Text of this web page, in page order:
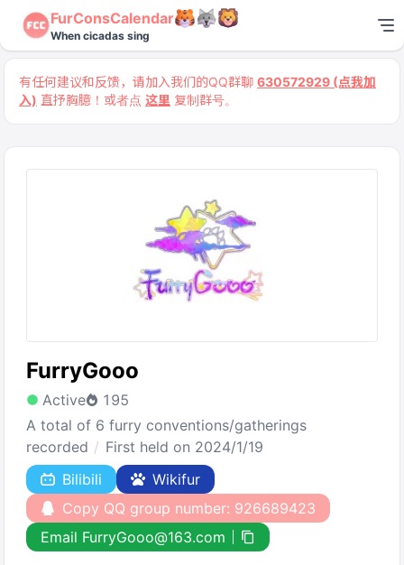
FurConsCalendar
When cicadas sing
有任何建议和反馈，请加入我们的QQ群聊 630572929 (点我加
入) 直抒胸臆！或者点 这里 复制群号。
FurryGooo
Active
195
A total of 6 furry conventions/gatherings
recorded
First held on 2024/1/19
Bilibili
Wikifur
Copy QQ group number: 926689423
Email FurryGooo@163.com